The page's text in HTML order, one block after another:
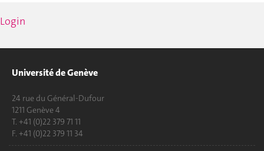
Login
Université de Genève
24 rue du Général-Dufour
1211 Genève 4
T. +41 (0)22 379 71 11
F. +41 (0)22 379 11 34